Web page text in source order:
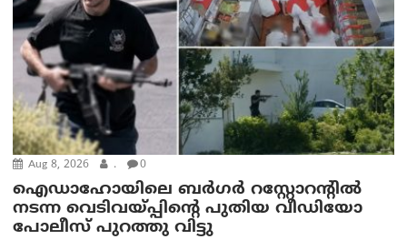
Aug 8, 2026 . 0
ഐഡാഹോയിലെ ബർഗർ റസ്റ്റോറന്റിൽ
നടന്ന വെടിവയ്പ്പിന്റെ പുതിയ വീഡിയോ
പോലീസ് പുറത്തു വിട്ടു